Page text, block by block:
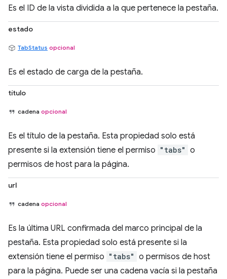
Es el ID de la vista dividida a la que pertenece la pestaña.
estado
TabStatus opcional
Es el estado de carga de la pestaña.
título
cadena opcional
Es el título de la pestaña. Esta propiedad solo está
presente si la extensión tiene el permiso "tabs" o
permisos de host para la página.
url
cadena opcional
Es la última URL confirmada del marco principal de la
pestaña. Esta propiedad solo está presente si la
extensión tiene el permiso "tabs" o permisos de host
para la página. Puede ser una cadena vacía si la pestaña